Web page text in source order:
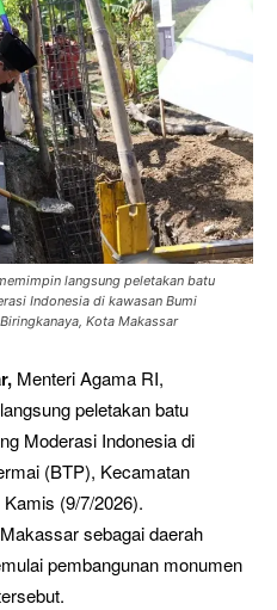
langsung peletakan batu
Indonesia di kawasan Bumi
Kota Makassar
Menteri Agama RI,
peletakan batu
Moderasi Indonesia di
(BTP), Kecamatan
(9/7/2026).
sebagai daerah
pembangunan monumen